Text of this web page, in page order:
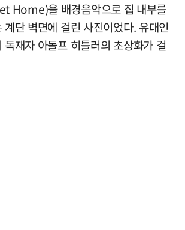
Home)을 배경음악으로 집 내부를
계단 벽면에 걸린 사진이었다. 유대인
독재자 아돌프 히틀러의 초상화가 걸